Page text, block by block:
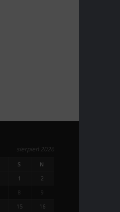
sierpień 2026
S
N
1
2
8
9
15 16